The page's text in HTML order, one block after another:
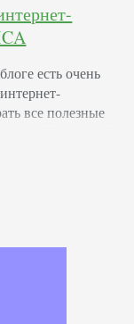
есть очень
все полезные
вопросов о том,
и как